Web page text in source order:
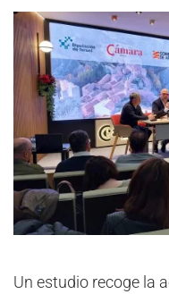
Un estudio recoge la